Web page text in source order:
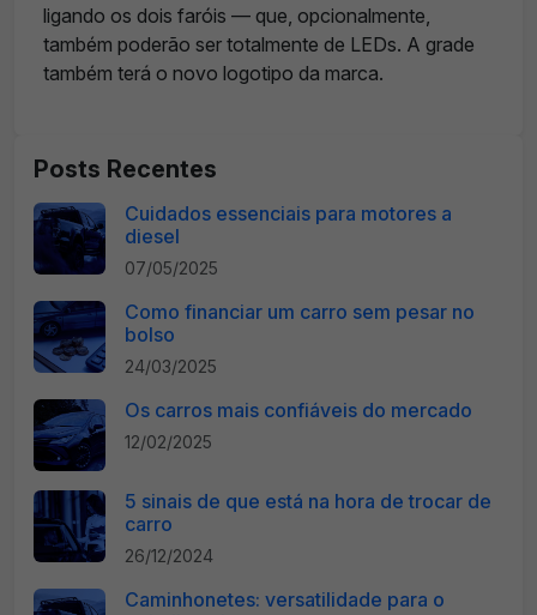
ligando os dois faróis — que, opcionalmente,
também poderão ser totalmente de LEDs. A grade
também terá o novo logotipo da marca.
Posts Recentes
Cuidados essenciais para motores a
diesel
07/05/2025
Como financiar um carro sem pesar no
bolso
24/03/2025
Os carros mais confiáveis do mercado
12/02/2025
5 sinais de que está na hora de trocar de
carro
26/12/2024
Caminhonetes: versatilidade para o